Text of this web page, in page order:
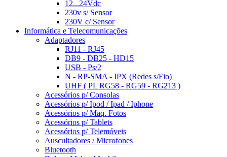
12...24Vdc
230v s/ Sensor
230V c/ Sensor
Informática e Telecomunicações
Adaptadores
RJ11 - RJ45
DB9 - DB25 - HD15
USB - Ps/2
N - RP-SMA - IPX (Redes s/Fio)
UHF ( PL RG58 - RG59 - RG213 )
Acessórios p/ Consolas
Acessórios p/ Ipod / Ipad / Iphone
Acessórios p/ Maq. Fotos
Acessórios p/ Tablets
Acessórios p/ Telemóveis
Auscultadores / Microfones
Bluetooth